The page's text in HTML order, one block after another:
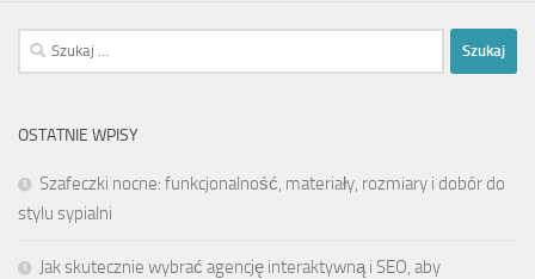
Szukaj:
OSTATNIE WPISY
Szafeczki nocne: funkcjonalność, materiały, rozmiary i dobór do
stylu sypialni
Jak skutecznie wybrać agencję interaktywną i SEO, aby